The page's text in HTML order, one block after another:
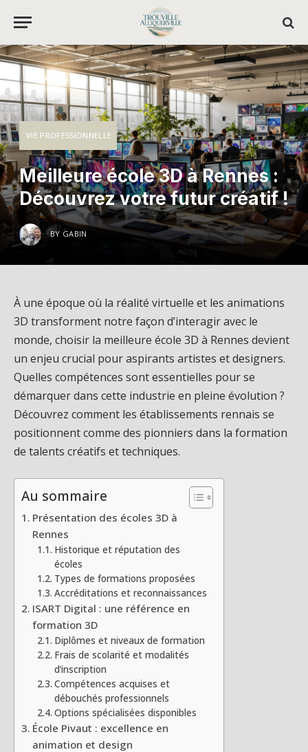
VIE PROFESSIONNELLE
Meilleure école 3D à Rennes :
Découvrez votre futur créatif !
BY GABIN
À une époque où la réalité virtuelle et les animations
3D transforment notre façon d’interagir avec le
monde, choisir la meilleure école 3D à Rennes devient
un enjeu crucial pour aspirants artistes et designers.
Quelles compétences sont essentielles pour se
démarquer dans cette industrie en pleine évolution ?
Découvrez comment les établissements rennais se
positionnent comme des pionniers dans la formation
de talents créatifs et techniques.
Au sommaire
Présentation des écoles 3D à
Rennes
Historique et réputation des
écoles
Types de formations proposées
Accréditations et reconnaissances
ISART Digital : une référence en
formation 3D
Diplômes et niveaux de formation
Frais de scolarité et modalités
d’inscription
Compétences acquises et
débouchés professionnels
Options spécialisées disponibles
École Pivaut : excellence en
animation et design